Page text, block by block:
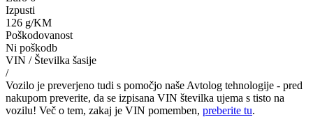
Izpusti
126 g/KM
Poškodovanost
Ni poškodb
VIN / Številka šasije
/
Vozilo je preverjeno tudi s pomočjo naše Avtolog tehnologije - pred
nakupom preverite, da se izpisana VIN številka ujema s tisto na
vozilu! Več o tem, zakaj je VIN pomemben, preberite tu.